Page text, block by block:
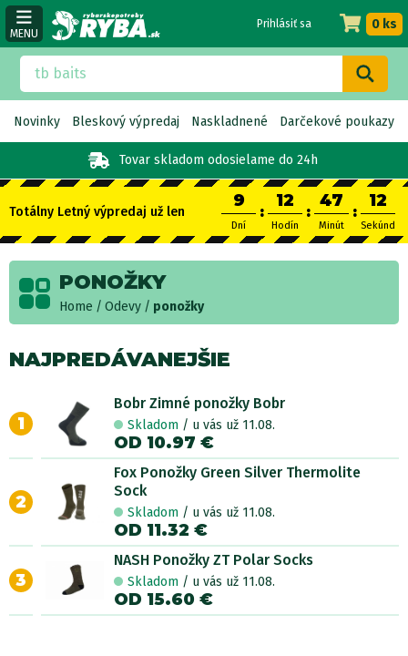
MENU
Tovar skladom odosielame do 24h
Prihlásiť sa 0 ks
Novinky Bleskový výpredaj Naskladnené Darčekové poukazy
Totálny Letný výpredaj už len
9
Dní
:
12
Hodín
:
47
Minút
:
12
Sekúnd
PONOŽKY
Home Odevy ponožky
NAJPREDÁVANEJŠIE
1
Bobr Zimné ponožky Bobr
Skladom / u vás už 11.08.
OD 10.97 €
2
Fox Ponožky Green Silver Thermolite
Sock
Skladom / u vás už 11.08.
OD 11.32 €
3
NASH Ponožky ZT Polar Socks
Skladom / u vás už 11.08.
OD 15.60 €